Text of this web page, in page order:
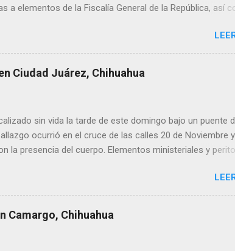
a elementos de la Fiscalía General de la República, así
protestas en las que se colocaron lonas con
acompañadas de mensajes de inconformidad. En
ha detectado un intento de hackeo que ya afectó a
a través de grupos de WhatsApp administrados por
Ciudad Juárez, Chihuahua
sin vida la tarde de este domingo bajo un puente
ocurrió en el cruce de las calles 20 de Noviembre y
la presencia del cuerpo. Elementos ministeriales y
en ese lugar, aunque desconocen su identidad.
Camargo, Chihuahua